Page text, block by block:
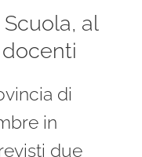
al
di
in
due